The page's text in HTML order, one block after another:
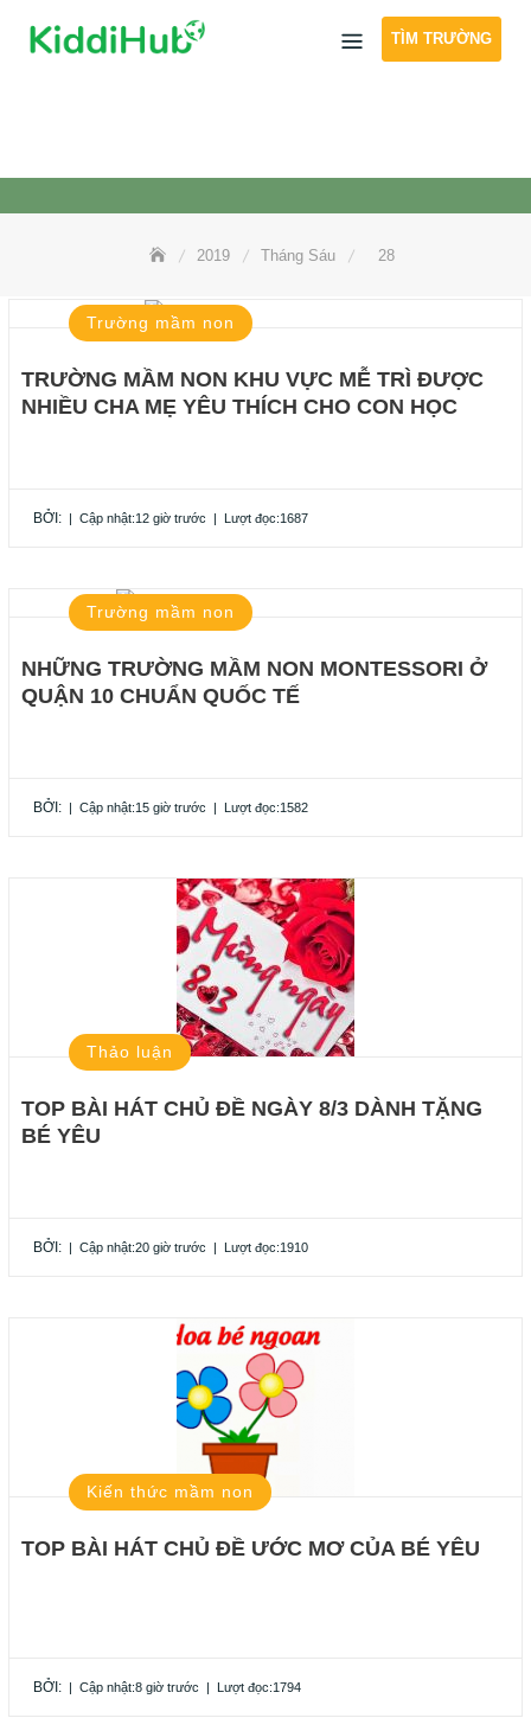
TÌM TRƯỜNG
2019 Tháng Sáu 28
Trường mầm non
TRƯỜNG MẦM NON KHU VỰC MỄ TRÌ ĐƯỢC
NHIỀU CHA MẸ YÊU THÍCH CHO CON HỌC
BỞI: | Cập nhật:12 giờ trước | Lượt đọc:1687
Trường mầm non
NHỮNG TRƯỜNG MẦM NON MONTESSORI Ở
QUẬN 10 CHUẨN QUỐC TẾ
BỞI: | Cập nhật:15 giờ trước | Lượt đọc:1582
Thảo luận
TOP BÀI HÁT CHỦ ĐỀ NGÀY 8/3 DÀNH TẶNG
BÉ YÊU
BỞI: | Cập nhật:20 giờ trước | Lượt đọc:1910
Kiến thức mầm non
TOP BÀI HÁT CHỦ ĐỀ ƯỚC MƠ CỦA BÉ YÊU
BỞI: | Cập nhật:8 giờ trước | Lượt đọc:1794